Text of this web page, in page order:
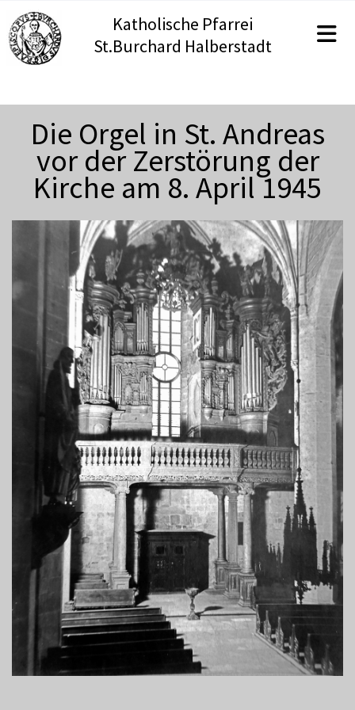
Katholische Pfarrei
St.Burchard Halberstadt
Die Orgel in St. Andreas
vor der Zerstörung der
Kirche am 8. April 1945